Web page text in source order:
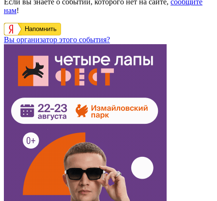
нам!
Напомнить
Вы организатор этого события?